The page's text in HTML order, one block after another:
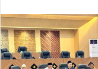
d
a
e